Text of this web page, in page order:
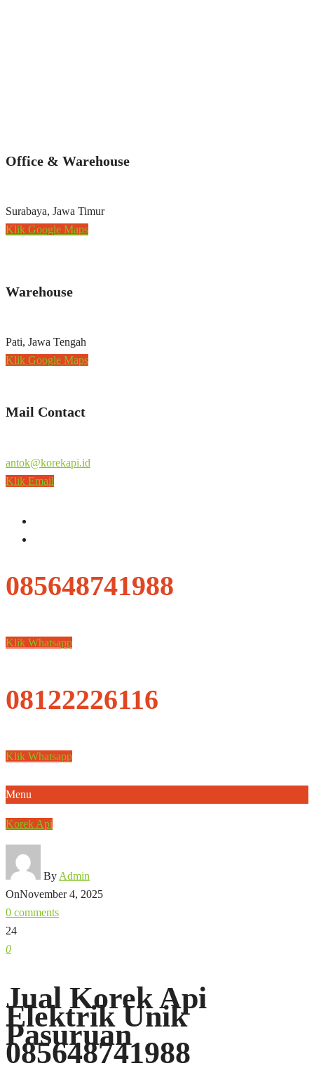
Office & Warehouse
Surabaya, Jawa Timur
Klik Google Maps
Warehouse
Pati, Jawa Tengah
Klik Google Maps
Mail Contact
antok@korekapi.id
Klik Email
085648741988
Klik Whatsapp
08122226116
Klik Whatsapp
Menu
Korek Api
By Admin
OnNovember 4, 2025
0 comments
24
0
Jual Korek Api
Elektrik Unik
Pasuruan
085648741988